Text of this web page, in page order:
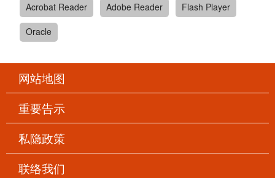
Acrobat Reader
Adobe Reader
Flash Player
Oracle
网站地图
重要告示
私隐政策
联络我们